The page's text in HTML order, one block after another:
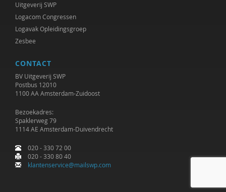
Uitgeverij SWP
Logacom Congressen
Logavak Opleidingsgroep
Zesbee
CONTACT
BV Uitgeverij SWP
Postbus 12010
1100 AA Amsterdam-Zuidoost
Bezoekadres:
Spaklerweg 79
1114 AE Amsterdam-Duivendrecht
020 - 330 72 00
020 - 330 80 40
klantenservice@mailswp.com